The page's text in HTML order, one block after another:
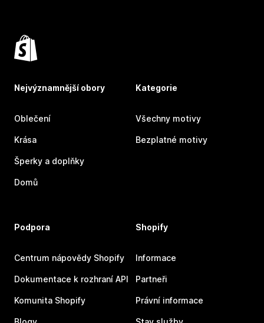
Nejvýznamnější obory
Oblečení
Krása
Šperky a doplňky
Domů
Kategorie
Všechny motivy
Bezplatné motivy
Podpora
Centrum nápovědy Shopify
Dokumentace k rozhraní API
Komunita Shopify
Shopify
Informace
Partneři
Právní informace